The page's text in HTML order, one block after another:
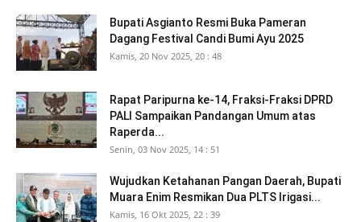
Bupati Asgianto Resmi Buka Pameran
Dagang Festival Candi Bumi Ayu 2025
Kamis, 20 Nov 2025, 20 : 48
Rapat Paripurna ke-14, Fraksi-Fraksi DPRD
PALI Sampaikan Pandangan Umum atas
Raperda...
Senin, 03 Nov 2025, 14 : 51
Wujudkan Ketahanan Pangan Daerah, Bupati
Muara Enim Resmikan Dua PLTS Irigasi...
Kamis, 16 Okt 2025, 22 : 39